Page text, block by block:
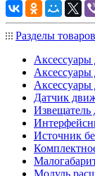
Разделы товаров
Аксессуары
Аксессуары
Датчик
Извещатель
Источник
Модуль